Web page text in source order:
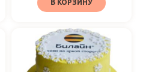
В КОРЗИНУ